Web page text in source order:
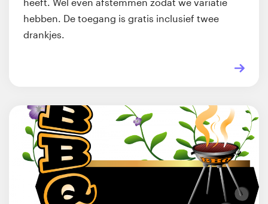
hebben. De toegang is gratis inclusief twee
drankjes.